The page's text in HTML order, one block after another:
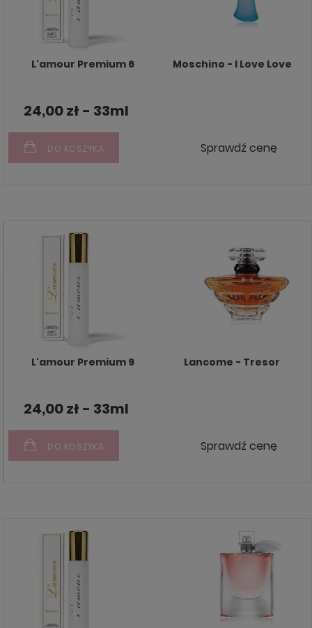
L'amour Premium 6 Moschino - I Love Love
24,00 zł - 33ml
DO KOSZYKA Sprawdź cenę
L'amour Premium 9 Lancome - Tresor
24,00 zł - 33ml
DO KOSZYKA Sprawdź cenę